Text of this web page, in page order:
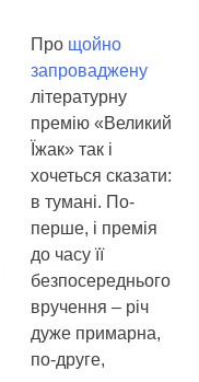
Про щойно
запроваджену
літературну
премію «Великий
Їжак» так і
хочеться сказати:
в тумані. По-
перше, і премія
до часу її
безпосереднього
вручення – річ
дуже примарна,
по-друге,